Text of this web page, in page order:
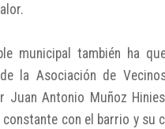
municipal también ha
la Asociación de
Juan Antonio Muñoz
con el barrio y su